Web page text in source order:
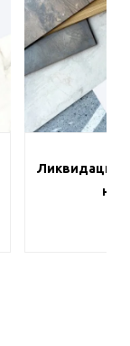
Ликвидация
на